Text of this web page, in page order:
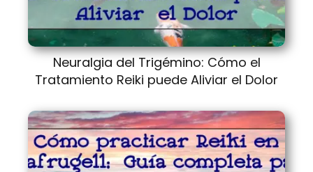
Neuralgia del Trigémino: Cómo el
Tratamiento Reiki puede Aliviar el Dolor